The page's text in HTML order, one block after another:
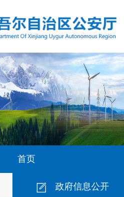
首页
政府信息公开